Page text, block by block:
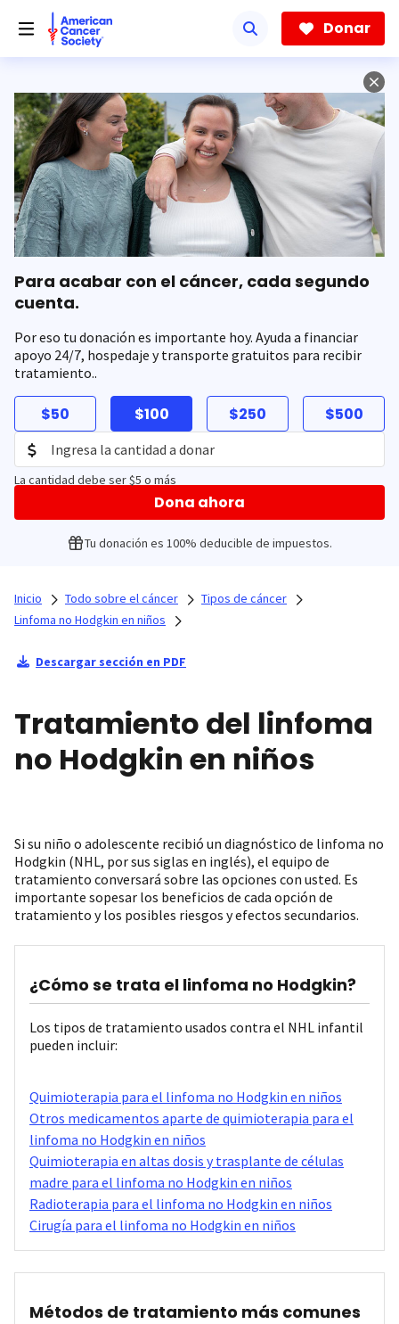
hacia
contenido
Donar
Para acabar con el cáncer, cada segundo
cuenta.
Por eso tu donación es importante hoy. Ayuda a financiar
apoyo 24/7, hospedaje y transporte gratuitos para recibir
tratamiento..
$50 $100 $250 $500
La cantidad debe ser $5 o más
Dona ahora
Tu donación es 100% deducible de impuestos.
Inicio Todo sobre el cáncer
Tipos de cáncer
Linfoma no Hodgkin en niños
Descargar sección en PDF
Tratamiento del linfoma
no Hodgkin en niños
Si su niño o adolescente recibió un diagnóstico de linfoma no
Hodgkin (NHL, por sus siglas en inglés), el equipo de
tratamiento conversará sobre las opciones con usted. Es
importante sopesar los beneficios de cada opción de
tratamiento y los posibles riesgos y efectos secundarios.
¿Cómo se trata el linfoma no Hodgkin?
Los tipos de tratamiento usados contra el NHL infantil
pueden incluir:
Quimioterapia para el linfoma no Hodgkin en niños
Otros medicamentos aparte de quimioterapia para el
linfoma no Hodgkin en niños
Quimioterapia en altas dosis y trasplante de células
madre para el linfoma no Hodgkin en niños
Radioterapia para el linfoma no Hodgkin en niños
Cirugía para el linfoma no Hodgkin en niños
Métodos de tratamiento más comunes